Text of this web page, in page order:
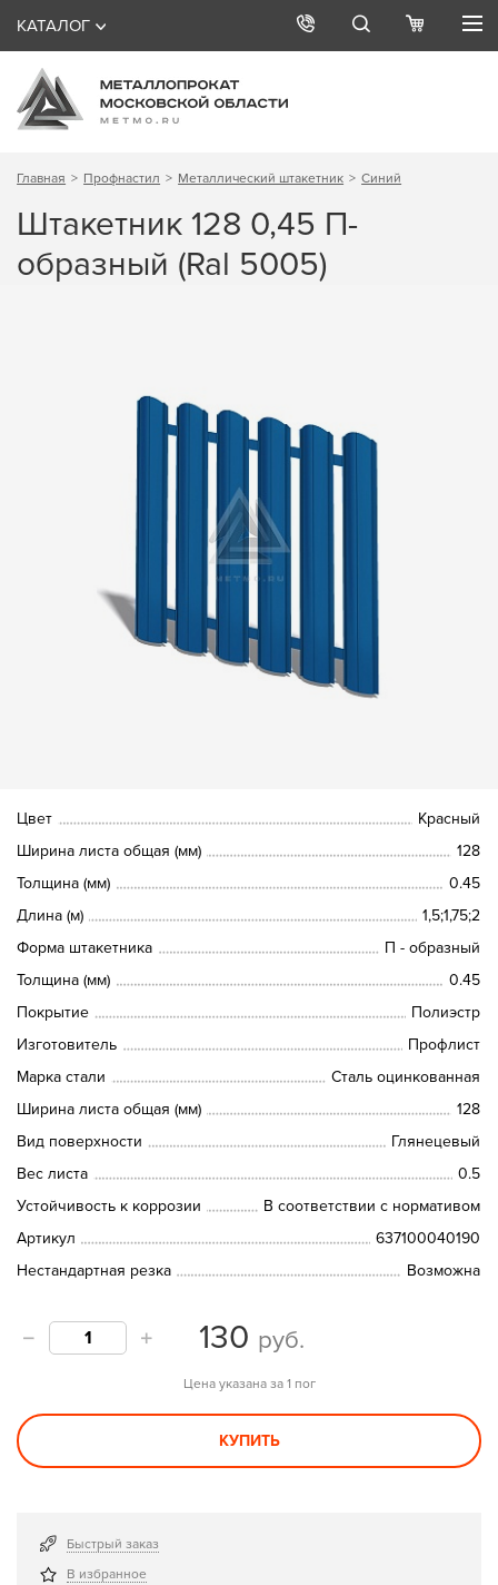
КАТАЛОГ
Главная Профнастил Металлический штакетник Синий
Штакетник 128 0,45 П-
образный (Ral 5005)
Цвет
Красный
Ширина листа общая (мм)
128
Толщина (мм)
0.45
Длина (м)
1,5;1,75;2
Форма штакетника
П - образный
Толщина (мм)
0.45
Покрытие
Полиэстр
Изготовитель
Профлист
Марка стали
Сталь оцинкованная
Ширина листа общая (мм)
128
Вид поверхности
Глянецевый
Вес листа
0.5
Устойчивость к коррозии
В соответствии с нормативом
Артикул
637100040190
Нестандартная резка
Возможна
130 руб.
Цена указана за 1 пог
КУПИТЬ
Быстрый заказ
В избранное